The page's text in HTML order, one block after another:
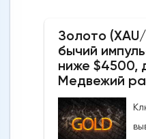
Золото
бычий
ниже $4500,
Медвежий